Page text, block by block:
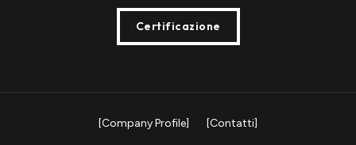
Certificazione
[Company Profile] [Contatti]